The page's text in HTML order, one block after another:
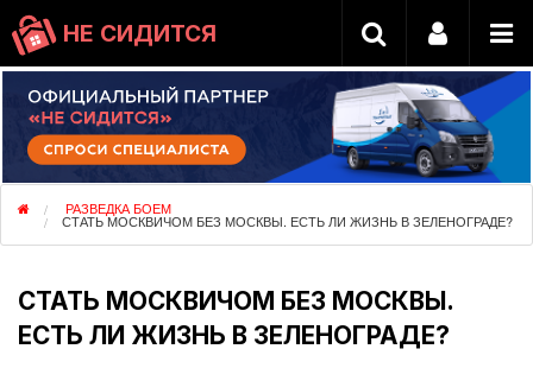
НЕ СИДИТСЯ
РАЗВЕДКА БОЕМ
СТАТЬ МОСКВИЧОМ БЕЗ МОСКВЫ. ЕСТЬ ЛИ ЖИЗНЬ В ЗЕЛЕНОГРАДЕ?
СТАТЬ МОСКВИЧОМ БЕЗ МОСКВЫ.
ЕСТЬ ЛИ ЖИЗНЬ В ЗЕЛЕНОГРАДЕ?